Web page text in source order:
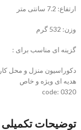
ارتفاع: 7.2 سانتی متر
وزن: 532 گرم
گزینه ای مناسب برای :
دکوراسیون منزل و محل کار
هدیه ای ویژه و خاص
code: 0320
توضیحات تکمیلی